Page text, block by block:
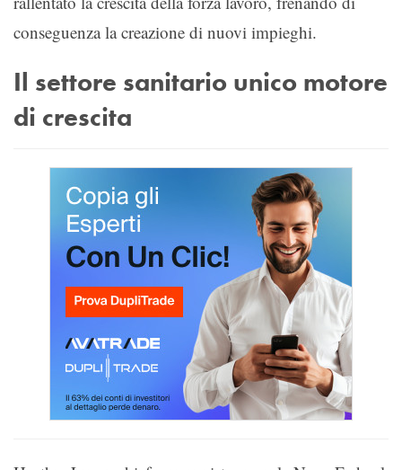
conseguenza la creazione di nuovi impieghi.
Il settore sanitario unico motore
di crescita